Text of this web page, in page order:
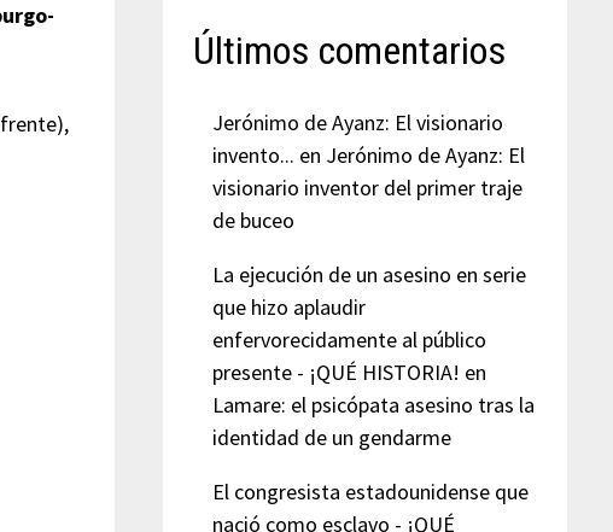
Últimos comentarios
Jerónimo de Ayanz: El visionario
invento... en Jerónimo de Ayanz: El
visionario inventor del primer traje
de buceo
La ejecución de un asesino en serie
que hizo aplaudir
enfervorecidamente al público
presente - ¡QUÉ HISTORIA! en
Lamare: el psicópata asesino tras la
identidad de un gendarme
El congresista estadounidense que
nació como esclavo - ¡QUÉ